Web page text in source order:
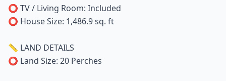
⭕ TV / Living Room: Included
⭕ House Size: 1,486.9 sq. ft
📏 LAND DETAILS
⭕ Land Size: 20 Perches